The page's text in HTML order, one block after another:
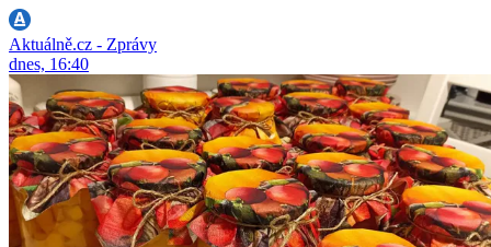
Aktuálně.cz - Zprávy
dnes, 16:40